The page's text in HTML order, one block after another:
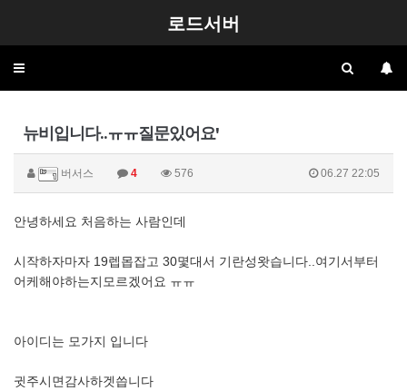
로드서버
Toggle
뉴비입니다..ㅠㅠ질문있어요'
버서스 4 576 06.27 22:05
안녕하세요 처음하는 사람인데
시작하자마자 19렙몹잡고 30몇대서 기란성왓습니다..여기서부터
어케해야하는지모르겠어요 ㅠㅠ
아이디는 모가지 입니다
귓주시면감사하겟씁니다